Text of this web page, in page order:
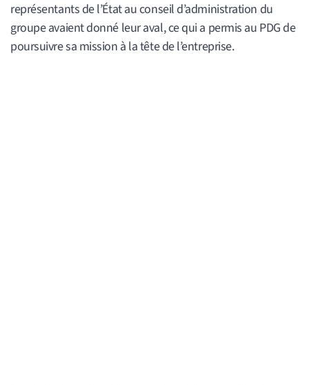
représentants de l’État au conseil d’administration du
groupe avaient donné leur aval, ce qui a permis au PDG de
poursuivre sa mission à la tête de l’entreprise.